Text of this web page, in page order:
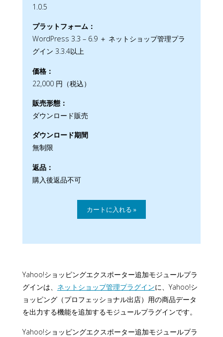
1.0.5
プラットフォーム：
WordPress 3.3 – 6.9 ＋ ネットショップ管理プラ
グイン 3.3.4以上
価格：
22,000 円（税込）
販売形態：
ダウンロード販売
ダウンロード期間
無制限
返品：
購入後返品不可
Yahoo!ショッピングエクスポーター追加モジュールプラ
グインは、 ネットショップ管理プラグインに、Yahoo!シ
ョッピング（プロフェッショナル出店）用の商品データ
を出力する機能を追加するモジュールプラグインです。
Yahoo!ショッピングエクスポーター追加モジュールプラ